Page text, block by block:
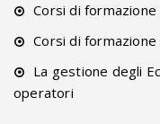
Corsi di formazione
Corsi di formazione
La gestione degli
operatori